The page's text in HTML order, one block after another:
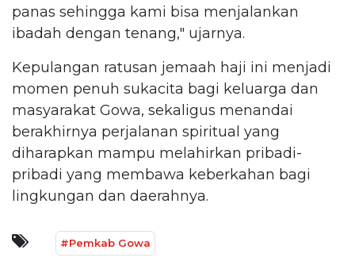
panas sehingga kami bisa menjalankan
ibadah dengan tenang," ujarnya.
Kepulangan ratusan jemaah haji ini menjadi
momen penuh sukacita bagi keluarga dan
masyarakat Gowa, sekaligus menandai
berakhirnya perjalanan spiritual yang
diharapkan mampu melahirkan pribadi-
pribadi yang membawa keberkahan bagi
lingkungan dan daerahnya.
#Pemkab Gowa